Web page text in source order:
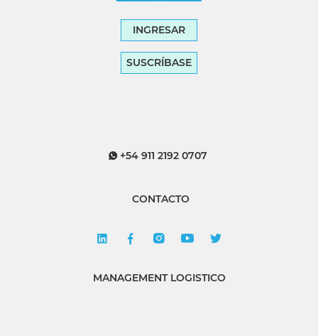
INGRESAR
SUSCRÍBASE
+54 911 2192 0707
CONTACTO
MANAGEMENT LOGISTICO